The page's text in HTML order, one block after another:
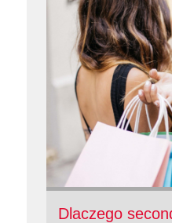
Dlaczego